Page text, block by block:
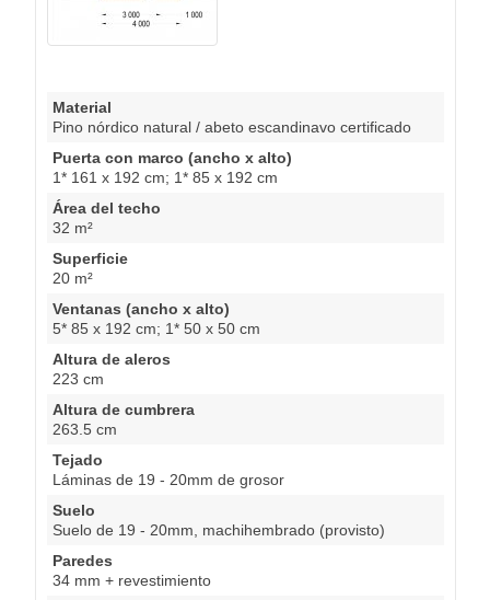
Material
Pino nórdico natural / abeto escandinavo certificado
Puerta con marco (ancho x alto)
1* 161 x 192 cm; 1* 85 x 192 cm
Área del techo
32 m²
Superficie
20 m²
Ventanas (ancho x alto)
5* 85 x 192 cm; 1* 50 x 50 cm
Altura de aleros
223 cm
Altura de cumbrera
263.5 cm
Tejado
Láminas de 19 - 20mm de grosor
Suelo
Suelo de 19 - 20mm, machihembrado (provisto)
Paredes
34 mm + revestimiento